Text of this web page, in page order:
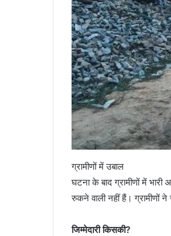
ग्रामीणों में उबाल
घटना के बाद ग्रामीणों में
रुकने वाली नहीं हैं। ग्रामीणों
जिम्मेदारी किसकी?